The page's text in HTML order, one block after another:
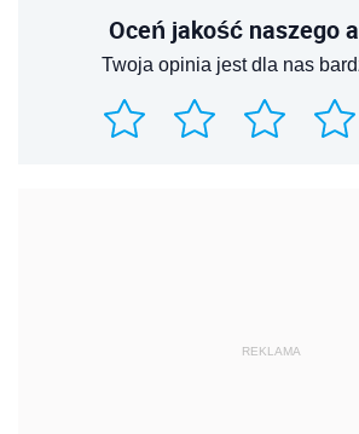
Oceń jakość naszego
Twoja opinia jest dla nas
REKLAMA